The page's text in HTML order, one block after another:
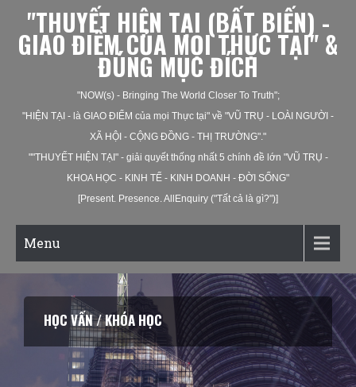
"THUYẾT HIỆN TẠI (BẤT BIẾN) -
GIAO ĐIỂM CỦA MỌI THỰC TẠI" &
ĐÚNG MỤC ĐÍCH
"NOW(s) - Bringing The World Closer To Truth";
"HIỆN TẠI - là GIAO ĐIỂM của mọi Thực tại" về "VŨ TRỤ - LOÀI NGƯỜI -
XÃ HỘI - CỘNG ĐỒNG - THỊ TRƯỜNG"."
""THUYẾT HIỆN TẠI" - giải quyết thống nhất 5 chính đề lớn "VŨ TRỤ -
KHOA HỌC - KINH TẾ - KINH DOANH - ĐỜI SỐNG"
[Present. Presence. AllEnquiry ("Tất cả là gì?")]
Menu
KHAI VẤN / HUẤN LUYỆN CÁ NHÂN